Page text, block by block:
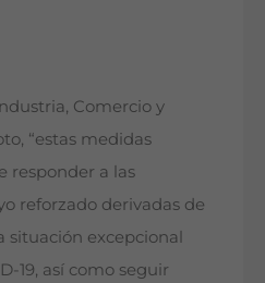
Comercio y
“estas medidas
responder a las
reforzado derivadas de
situación excepcional
19, así como seguir